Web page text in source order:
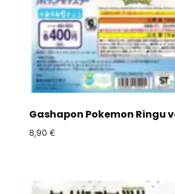
Gashapon Pokemon Ringu
8,90 €